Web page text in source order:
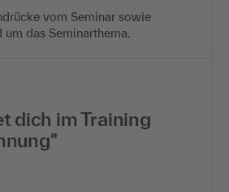
vom Seminar sowie
das Seminarthema.
dich im Training